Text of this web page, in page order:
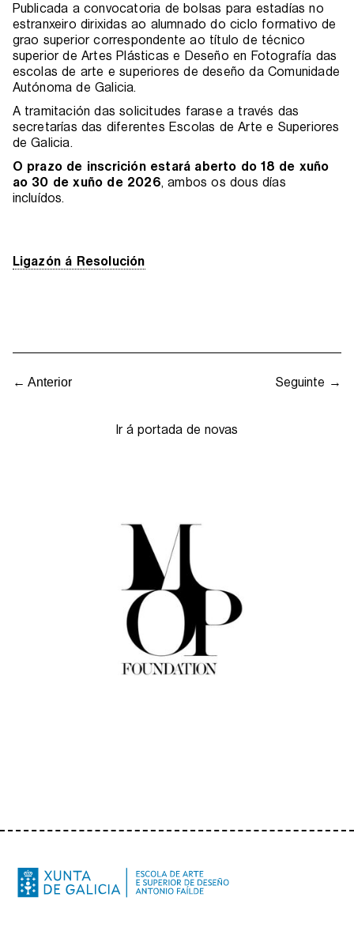
Publicada a convocatoria de bolsas para estadías no
estranxeiro dirixidas ao alumnado do ciclo formativo de
grao superior correspondente ao título de técnico
superior de Artes Plásticas e Deseño en Fotografía das
escolas de arte e superiores de deseño da Comunidade
Autónoma de Galicia.
A tramitación das solicitudes farase a través das
secretarías das diferentes Escolas de Arte e Superiores
de Galicia.
O prazo de inscrición estará aberto do 18 de xuño
ao 30 de xuño de 2026, ambos os dous días
incluídos.
Ligazón á Resolución
← Anterior Seguinte →
Ir á portada de novas